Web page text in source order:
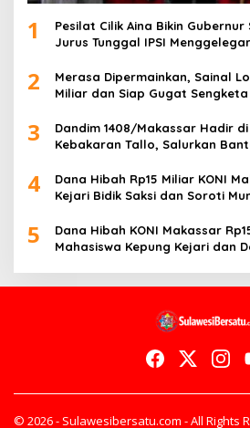
1
Pesilat Cilik Aina Bikin Gubernur
Jurus Tunggal IPSI
2
Merasa Dipermainkan, Sainal
Miliar dan Siap Gugat
3
Dandim 1408/Makassar Hadir
Kebakaran Tallo, Salurkan
4
Dana Hibah Rp15 Miliar KONI
Kejari Bidik Saksi dan Soroti
5
Dana Hibah KONI Makassar
Mahasiswa Kepung Kejari dan
© 2026 - Sulawesibersatu.com - All Rights